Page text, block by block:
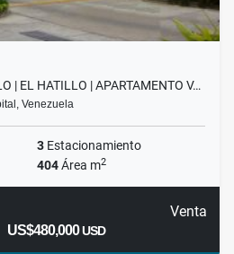
| EL HATILLO | APARTAMENTO V…
Venezuela
3 Estacionamiento
404Área m2
Venta
US$480,000USD